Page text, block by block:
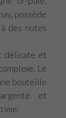
possède
des notes
délicate et
Le
bouteille
et